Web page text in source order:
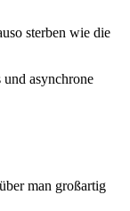
sterben wie die
asynchrone
man großartig